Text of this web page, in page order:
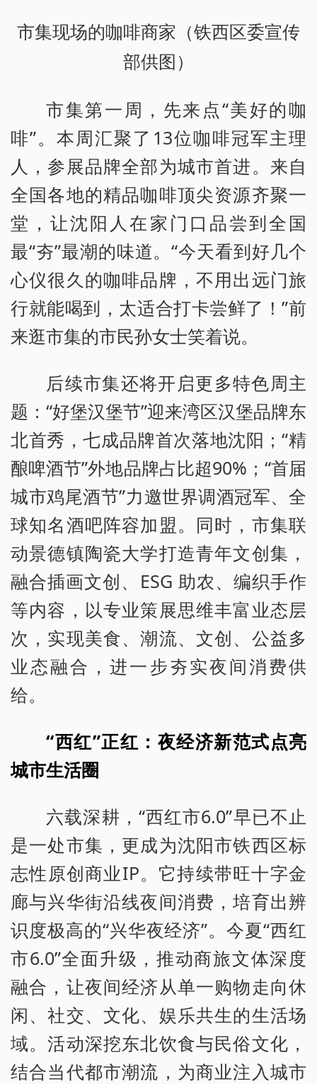
市集现场的咖啡商家（铁西区委宣传
部供图）
市集第一周，先来点“美好的咖
啡”。本周汇聚了13位咖啡冠军主理
人，参展品牌全部为城市首进。来自
全国各地的精品咖啡顶尖资源齐聚一
堂，让沈阳人在家门口品尝到全国
最“夯”最潮的味道。“今天看到好几个
心仪很久的咖啡品牌，不用出远门旅
行就能喝到，太适合打卡尝鲜了！”前
来逛市集的市民孙女士笑着说。
后续市集还将开启更多特色周主
题：“好堡汉堡节”迎来湾区汉堡品牌东
北首秀，七成品牌首次落地沈阳；“精
酿啤酒节”外地品牌占比超90%；“首届
城市鸡尾酒节”力邀世界调酒冠军、全
球知名酒吧阵容加盟。同时，市集联
动景德镇陶瓷大学打造青年文创集，
融合插画文创、ESG 助农、编织手作
等内容，以专业策展思维丰富业态层
次，实现美食、潮流、文创、公益多
业态融合，进一步夯实夜间消费供
给。
“西红”正红：夜经济新范式点亮
城市生活圈
六载深耕，“西红市6.0”早已不止
是一处市集，更成为沈阳市铁西区标
志性原创商业IP。它持续带旺十字金
廊与兴华街沿线夜间消费，培育出辨
识度极高的“兴华夜经济”。今夏“西红
市6.0”全面升级，推动商旅文体深度
融合，让夜间经济从单一购物走向休
闲、社交、文化、娱乐共生的生活场
域。活动深挖东北饮食与民俗文化，
结合当代都市潮流，为商业注入城市